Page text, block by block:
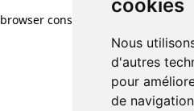
cookies
Nous
d'autres
pour
de
browser console for more